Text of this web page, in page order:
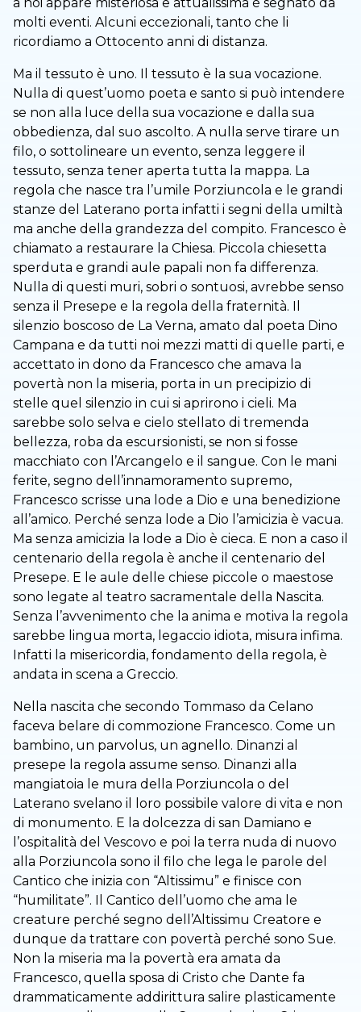
molti eventi. Alcuni eccezionali, tanto che li
ricordiamo a Ottocento anni di distanza.
Ma il tessuto è uno. Il tessuto è la sua vocazione.
Nulla di quest’uomo poeta e santo si può intendere
se non alla luce della sua vocazione e dalla sua
obbedienza, dal suo ascolto. A nulla serve tirare un
filo, o sottolineare un evento, senza leggere il
tessuto, senza tener aperta tutta la mappa. La
regola che nasce tra l’umile Porziuncola e le grandi
stanze del Laterano porta infatti i segni della umiltà
ma anche della grandezza del compito. Francesco è
chiamato a restaurare la Chiesa. Piccola chiesetta
sperduta e grandi aule papali non fa differenza.
Nulla di questi muri, sobri o sontuosi, avrebbe senso
senza il Presepe e la regola della fraternità. Il
silenzio boscoso de La Verna, amato dal poeta Dino
Campana e da tutti noi mezzi matti di quelle parti, e
accettato in dono da Francesco che amava la
povertà non la miseria, porta in un precipizio di
stelle quel silenzio in cui si aprirono i cieli. Ma
sarebbe solo selva e cielo stellato di tremenda
bellezza, roba da escursionisti, se non si fosse
macchiato con l’Arcangelo e il sangue. Con le mani
ferite, segno dell’innamoramento supremo,
Francesco scrisse una lode a Dio e una benedizione
all’amico. Perché senza lode a Dio l’amicizia è vacua.
Ma senza amicizia la lode a Dio è cieca. E non a caso il
centenario della regola è anche il centenario del
Presepe. E le aule delle chiese piccole o maestose
sono legate al teatro sacramentale della Nascita.
Senza l’avvenimento che la anima e motiva la regola
sarebbe lingua morta, legaccio idiota, misura infima.
Infatti la misericordia, fondamento della regola, è
andata in scena a Greccio.
Nella nascita che secondo Tommaso da Celano
faceva belare di commozione Francesco. Come un
bambino, un parvolus, un agnello. Dinanzi al
presepe la regola assume senso. Dinanzi alla
mangiatoia le mura della Porziuncola o del
Laterano svelano il loro possibile valore di vita e non
di monumento. E la dolcezza di san Damiano e
l’ospitalità del Vescovo e poi la terra nuda di nuovo
alla Porziuncola sono il filo che lega le parole del
Cantico che inizia con “Altissimu” e finisce con
“humilitate”. Il Cantico dell’uomo che ama le
creature perché segno dell’Altissimu Creatore e
dunque da trattare con povertà perché sono Sue.
Non la miseria ma la povertà era amata da
Francesco, quella sposa di Cristo che Dante fa
drammaticamente addirittura salire plasticamente